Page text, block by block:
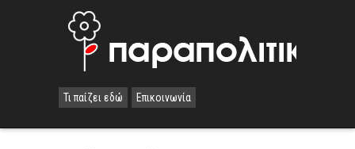
Τι παίζει εδώ Επικοινωνία